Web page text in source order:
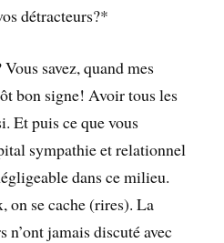
détracteurs?*
savez, quand mes
bon signe! Avoir tous les
Et puis ce que vous
sympathie et relationnel
dans ce milieu.
on se cache (rires). La
n’ont jamais discuté avec